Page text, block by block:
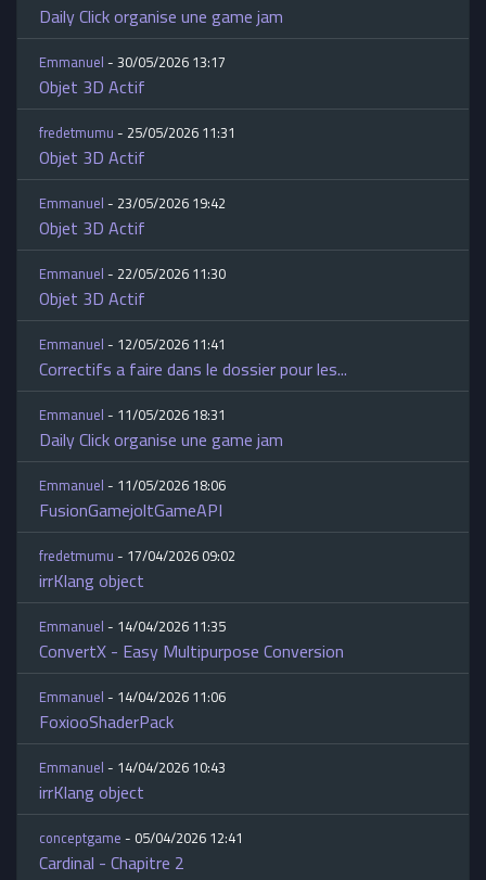
Daily Click organise une game jam
Emmanuel- 30/05/2026 13:17
Objet 3D Actif
fredetmumu- 25/05/2026 11:31
Objet 3D Actif
Emmanuel- 23/05/2026 19:42
Objet 3D Actif
Emmanuel- 22/05/2026 11:30
Objet 3D Actif
Emmanuel- 12/05/2026 11:41
Correctifs a faire dans le dossier pour les...
Emmanuel- 11/05/2026 18:31
Daily Click organise une game jam
Emmanuel- 11/05/2026 18:06
FusionGamejoltGameAPI
fredetmumu- 17/04/2026 09:02
irrKlang object
Emmanuel- 14/04/2026 11:35
ConvertX - Easy Multipurpose Conversion
Emmanuel- 14/04/2026 11:06
FoxiooShaderPack
Emmanuel- 14/04/2026 10:43
irrKlang object
conceptgame- 05/04/2026 12:41
Cardinal - Chapitre 2